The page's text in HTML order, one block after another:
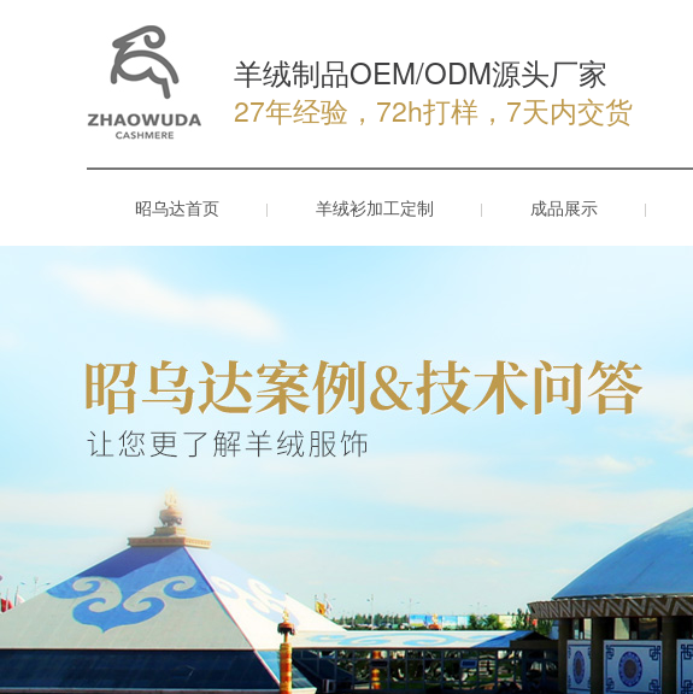
羊绒制品OEM/ODM源头厂家
27年经验，72h打样，7天内交货
昭乌达首页 羊绒衫加工定制 成品展示